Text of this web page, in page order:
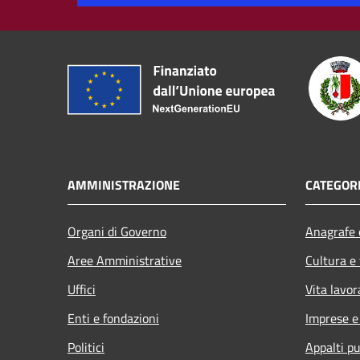
AMMINISTRAZIONE
Organi di Governo
Aree Amministrative
Uffici
Enti e fondazioni
Politici
Cultura
Vita
Imprese
Appalti